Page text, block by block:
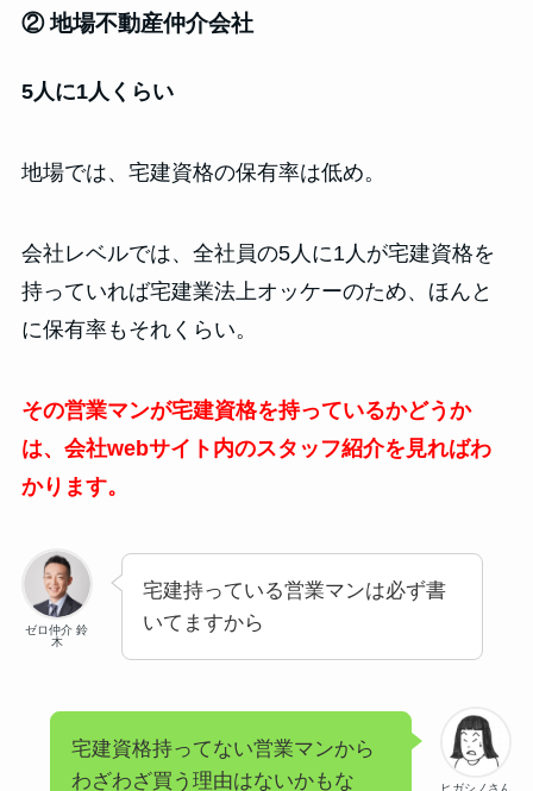
② 地場不動産仲介会社
5人に1人くらい
地場では、宅建資格の保有率は低め。
会社レベルでは、全社員の5人に1人が宅建資格を
持っていれば宅建業法上オッケーのため、ほんと
に保有率もそれくらい。
その営業マンが宅建資格を持っているかどうか
は、会社webサイト内のスタッフ紹介を見ればわ
かります。
ゼロ仲介 鈴
木
宅建持っている営業マンは必ず書
いてますから
宅建資格持ってない営業マンから
わざわざ買う理由はないかもな